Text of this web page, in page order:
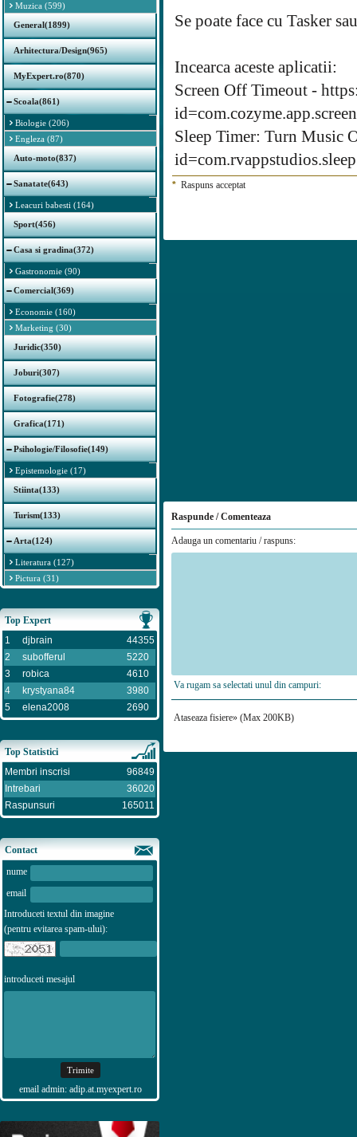
Muzica (599)
General(1899)
Arhitectura/Design(965)
MyExpert.ro(870)
Scoala(861)
Biologie (206)
Engleza (87)
Auto-moto(837)
Sanatate(643)
Leacuri babesti (164)
Sport(456)
Casa si gradina(372)
Gastronomie (90)
Comercial(369)
Economie (160)
Marketing (30)
Juridic(350)
Joburi(307)
Fotografie(278)
Grafica(171)
Psihologie/Filosofie(149)
Epistemologie (17)
Stiinta(133)
Turism(133)
Arta(124)
Literatura (127)
Pictura (31)
Top Expert
1
djbrain
44355
2
subofferul
5220
3
robica
4610
4
krystyana84
3980
5
elena2008 2690
Top Statistici
Membri inscrisi
96849
Intrebari
36020
Raspunsuri
165011
Contact
nume
email
Introduceti textul din imagine
(pentru evitarea spam-ului):
introduceti mesajul
email admin: adip.at.myexpert.ro
Se poate face cu Tasker
Incearca aceste aplicatii:
Screen Off Timeout -
Sleep Timer: Turn Music
* Raspuns acceptat
Raspunde / Comenteaza
Adauga un comentariu / raspuns:
Va rugam sa selectati unul din campuri:
Ataseaza fisiere» (Max 200KB)